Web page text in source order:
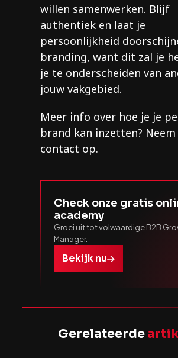
willen samenwerken. Blijf
authentiek en laat je
persoonlijkheid
branding, want dit zal je
je te onderscheiden van
jouw vakgebied.
Meer info over hoe je je
brand kan inzetten? Neem
contact op.
Check onze gratis
academy
Groei uit tot volwaardige B2B
Manager.
Bekijk nu
Gerelateerde